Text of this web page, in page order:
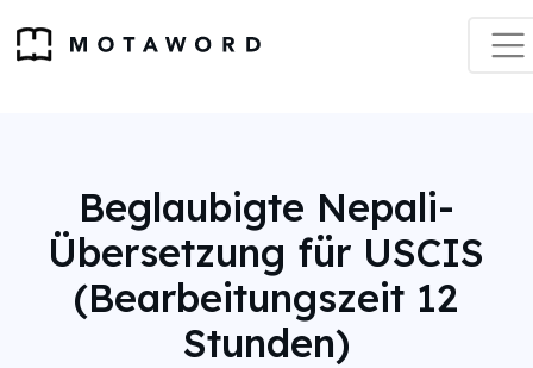
Beglaubigte Nepali-
Übersetzung für USCIS
(Bearbeitungszeit 12
Stunden)